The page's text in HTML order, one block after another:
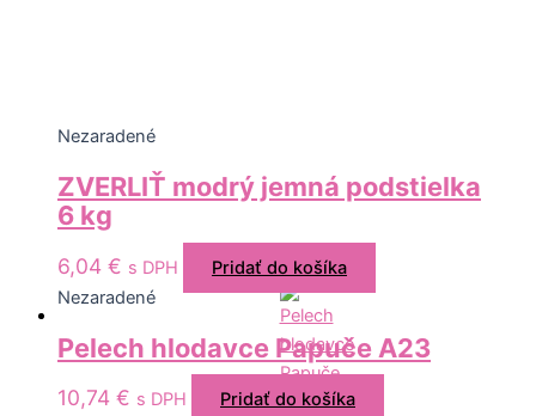
Nezaradené
ZVERLIŤ modrý jemná podstielka
6 kg
6,04 € s DPH
Pridať do košíka
Nezaradené
Pelech hlodavce Papuče A23
10,74 € s DPH
Pridať do košíka